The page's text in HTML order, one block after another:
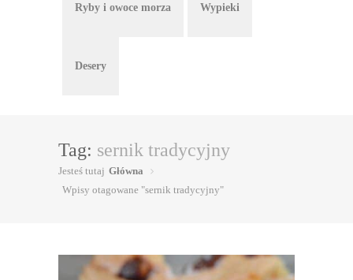
Ryby i owoce morza Wypieki
Desery
Tag: sernik tradycyjny
Jesteś tutaj Główna
Wpisy otagowane "sernik tradycyjny"